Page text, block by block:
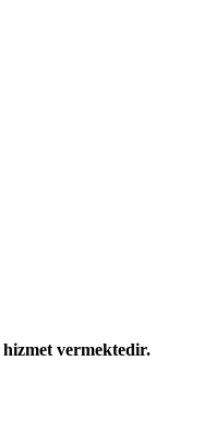
vermektedir.